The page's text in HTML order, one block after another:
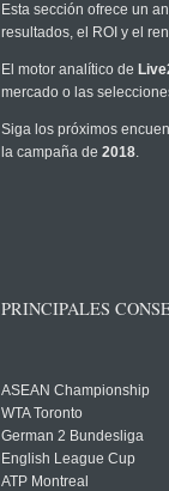
Esta sección ofrece un
resultados, el ROI y el
El motor analítico de
mercado o las
Siga los próximos
la campaña de 2018.
PRINCIPALES
ASEAN Championship
WTA Toronto
German 2 Bundesliga
English League Cup
ATP Montreal